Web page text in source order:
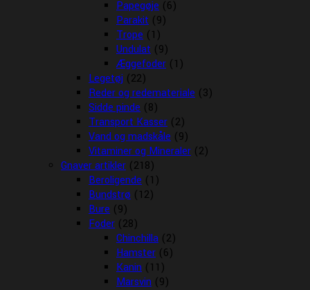
Papegøje (6)
Parakit (9)
Trope (1)
Undulat (9)
Æggefoder (1)
Legetøj (22)
Reder og redemateriale (3)
Sidde pinde (8)
Transport Kasser (2)
Vand og madskåle (9)
Vitaminer og Mineraler (2)
Gnaver artikler (218)
Beroligende (1)
Bundstrø (12)
Bure (9)
Foder (28)
Chinchilla (2)
Hamster (6)
Kanin (11)
Marsvin (9)